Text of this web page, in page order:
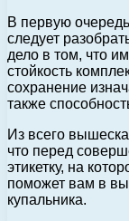
В первую
следует
дело в том, что
стойкость
сохранение
также
Из всего
что перед
этикетку, на
поможет вам в
купальника.